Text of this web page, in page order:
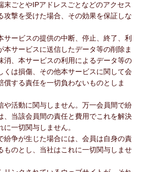
末ごとやIPアドレスごとなどのアクセス
攻撃を受けた場合、その効果を保証しな
サービスの提供の中断、停止、終了、利
本サービスに送信したデータ等の削除ま
消、本サービスの利用によるデータ等の
くは損傷、その他本サービスに関して会
償する責任を一切負わないものとしま
や活動に関与しません。万一会員間で紛
、当該会員間の責任と費用でこれを解決
一切関与しません。
紛争が生じた場合には、会員は自身の責
ものとし、当社はこれに一切関与しませ